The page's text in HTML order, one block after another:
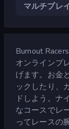
マルチプレ
Burnout
オンラインプ
げます。お金
ックしたり、
ドしよう。ナ
なコースでレ
ってレースの